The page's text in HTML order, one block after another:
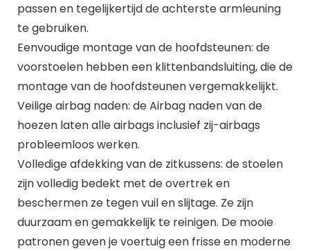
passen en tegelijkertijd de achterste armleuning
te gebruiken.
Eenvoudige montage van de hoofdsteunen: de
voorstoelen hebben een klittenbandsluiting, die de
montage van de hoofdsteunen vergemakkelijkt.
Veilige airbag naden: de Airbag naden van de
hoezen laten alle airbags inclusief zij-airbags
probleemloos werken.
Volledige afdekking van de zitkussens: de stoelen
zijn volledig bedekt met de overtrek en
beschermen ze tegen vuil en slijtage. Ze zijn
duurzaam en gemakkelijk te reinigen. De mooie
patronen geven je voertuig een frisse en moderne